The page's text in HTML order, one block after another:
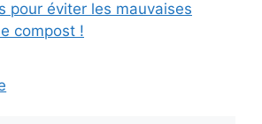
pour éviter les mauvaises
compost !